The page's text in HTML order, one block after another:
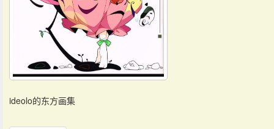
ideolo的东方画集